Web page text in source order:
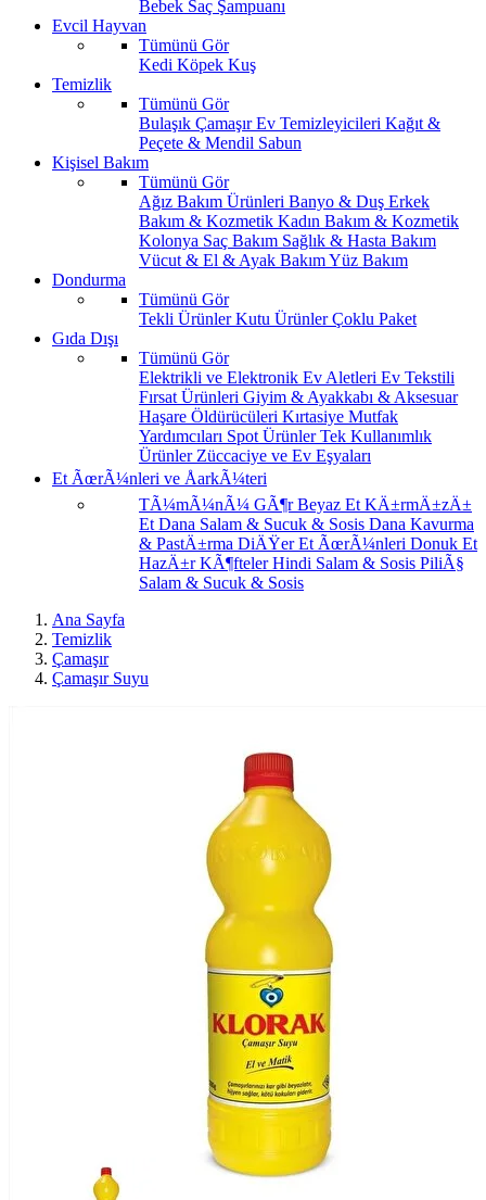
Bebek Saç Şampuanı
Evcil Hayvan
Tümünü Gör
Kedi Köpek Kuş
Temizlik
Tümünü Gör
Bulaşık ÇamaşırEv Temizleyicileri Kağıt &
Peçete & Mendil Sabun
Kişisel Bakım
Tümünü Gör
Ağız Bakım Ürünleri Banyo & Duş Erkek
Bakım & Kozmetik Kadın Bakım & Kozmetik
Kolonya Saç Bakım Sağlık & Hasta Bakım
Vücut & El & Ayak BakımYüz Bakım
Dondurma
Tümünü Gör
Tekli ÜrünlerKutu ÜrünlerÇoklu Paket
Gıda Dışı
Tümünü Gör
Elektrikli ve Elektronik Ev Aletleri Ev Tekstili
Fırsat Ürünleri Giyim & Ayakkabı & Aksesuar
Haşare Öldürücüleri Kırtasiye Mutfak
Yardımcıları Spot ÜrünlerTek Kullanımlık
Ürünler Züccaciye ve Ev Eşyaları
Et ÃœrÃ¼nleri ve ÅarkÃ¼teri
TÃ¼mÃ¼nÃ¼ GÃ¶rBeyaz Et KÄ±rmÄ±zÄ±
Et Dana Salam & Sucuk & Sosis Dana Kavurma
& PastÄ±rma DiÄŸer Et ÃœrÃ¼nleri Donuk Et
HazÄ±r KÃ¶ftelerHindi Salam & Sosis PiliÃ§
Salam & Sucuk & Sosis
Ana Sayfa
Temizlik
Çamaşır
Çamaşır Suyu